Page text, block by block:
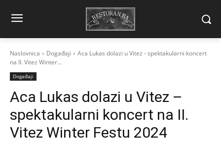
Naslovnica Događaji
Aca Lukas dolazi u Vitez - spektakularni koncert
na II. Vitez Winter...
Događaji
Aca Lukas dolazi u Vitez –
spektakularni koncert na II.
Vitez Winter Festu 2024